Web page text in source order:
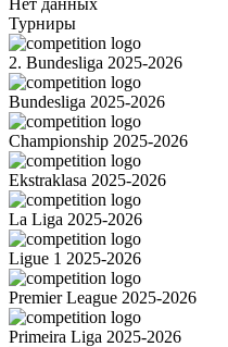
Турниры
2. Bundesliga 2025-2026
Bundesliga 2025-2026
Championship 2025-2026
Ekstraklasa 2025-2026
La Liga 2025-2026
Ligue 1 2025-2026
Premier League 2025-2026
Primeira Liga 2025-2026